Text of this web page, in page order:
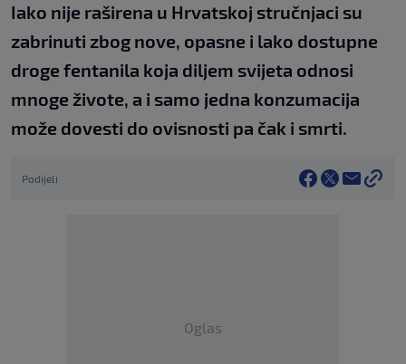
Iako nije raširena u Hrvatskoj stručnjaci su
zabrinuti zbog nove, opasne i lako dostupne
droge fentanila koja diljem svijeta odnosi
mnoge živote, a i samo jedna konzumacija
može dovesti do ovisnosti pa čak i smrti.
Podijeli
Oglas